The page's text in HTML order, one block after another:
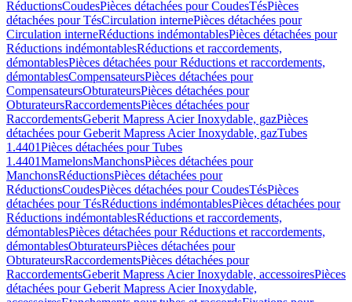
RéductionsCoudesPièces détachées pour CoudesTésPièces
détachées pour TésCirculation internePièces détachées pour
Circulation interneRéductions indémontablesPièces détachées pour
Réductions indémontablesRéductions et raccordements,
démontablesPièces détachées pour Réductions et raccordements,
démontablesCompensateursPièces détachées pour
CompensateursObturateursPièces détachées pour
ObturateursRaccordementsPièces détachées pour
RaccordementsGeberit Mapress Acier Inoxydable, gazPièces
détachées pour Geberit Mapress Acier Inoxydable, gazTubes
1.4401Pièces détachées pour Tubes
1.4401MamelonsManchonsPièces détachées pour
ManchonsRéductionsPièces détachées pour
RéductionsCoudesPièces détachées pour CoudesTésPièces
détachées pour TésRéductions indémontablesPièces détachées pour
Réductions indémontablesRéductions et raccordements,
démontablesPièces détachées pour Réductions et raccordements,
démontablesObturateursPièces détachées pour
ObturateursRaccordementsPièces détachées pour
RaccordementsGeberit Mapress Acier Inoxydable, accessoiresPièces
détachées pour Geberit Mapress Acier Inoxydable,